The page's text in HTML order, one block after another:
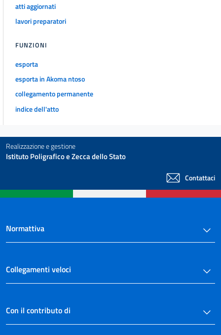
atti aggiornati
lavori preparatori
FUNZIONI
esporta
esporta in Akoma ntoso
collegamento permanente
indice dell'atto
Realizzazione e gestione
Istituto Poligrafico e Zecca dello Stato
Contattaci
Normattiva
Collegamenti veloci
Con il contributo di